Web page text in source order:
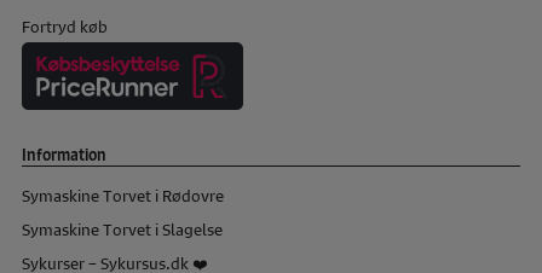
Fortryd køb
Information
Symaskine Torvet i Rødovre
Symaskine Torvet i Slagelse
Sykurser – Sykursus.dk ❤️